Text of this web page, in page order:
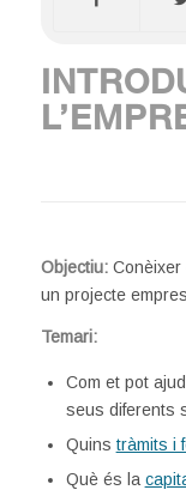
Objectiu: Conèixer
un projecte
Temari:
Com et pot
seus diferents
Quins tràmits i
Què és la